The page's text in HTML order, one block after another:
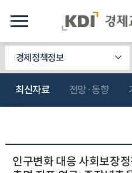
경제정책정보
최신자료 전망·동향
인구변화 대응 사회보장